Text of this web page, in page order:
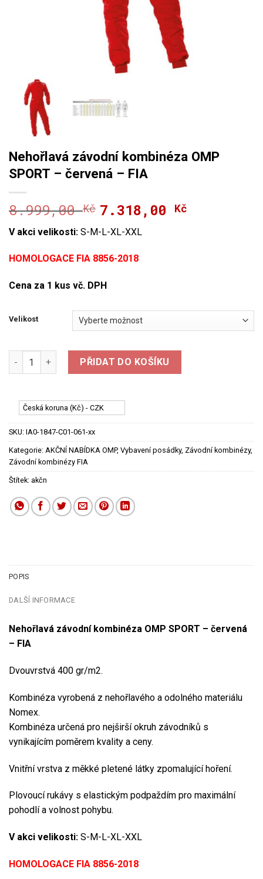
Nehořlavá závodní kombinéza OMP
SPORT – červená – FIA
8.999,00Kč Původní
byla:
8.999,00 Kč.
7.318,00 Kč
Aktuální
je:
7.318,00 Kč.
V akci velikosti: S-M-L-XL-XXL
HOMOLOGACE FIA 8856-2018
Cena za 1 kus vč. DPH
Velikost
Nehořlavá závodní kombinéza OMP SPORT - červená - FIA
PŘIDAT DO KOŠÍKU
Česká koruna (Kč) - CZK
SKU: IA0-1847-C01-061-xx
Kategorie: AKČNÍ NABÍDKA OMP, Vybavení posádky, Závodní kombinézy,
Závodní kombinézy FIA
Štítek: akčn
POPIS
DALŠÍ INFORMACE
Nehořlavá závodní kombinéza OMP SPORT – červená
– FIA
Dvouvrstvá 400 gr/m2.
Kombinéza vyrobená z nehořlavého a odolného materiálu
Nomex.
Kombinéza určená pro nejširší okruh závodníků s
vynikajícím poměrem kvality a ceny.
Vnitřní vrstva z měkké pletené látky zpomalující hoření.
Plovoucí rukávy s elastickým podpaždím pro maximální
pohodlí a volnost pohybu.
V akci velikosti: S-M-L-XL-XXL
HOMOLOGACE FIA 8856-2018